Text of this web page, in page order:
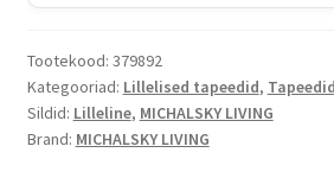
Tootekood: 379892
Kategooriad: Lillelised tapeedid, Tapeedid
Sildid: Lilleline, MICHALSKY LIVING
Brand: MICHALSKY LIVING